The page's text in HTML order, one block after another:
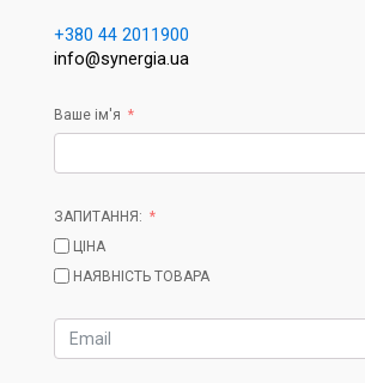
+380 44 2011900
info@synergia.ua
Ваше ім'я
ЗАПИТАННЯ:
ЦІНА
НАЯВНІСТЬ ТОВАРА